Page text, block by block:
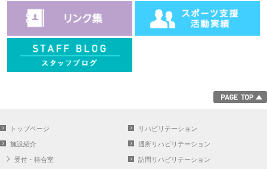
トップページ
施設紹介
受付・待合室
リハビリテーション
通所リハビリテーション
訪問リハビリテーション